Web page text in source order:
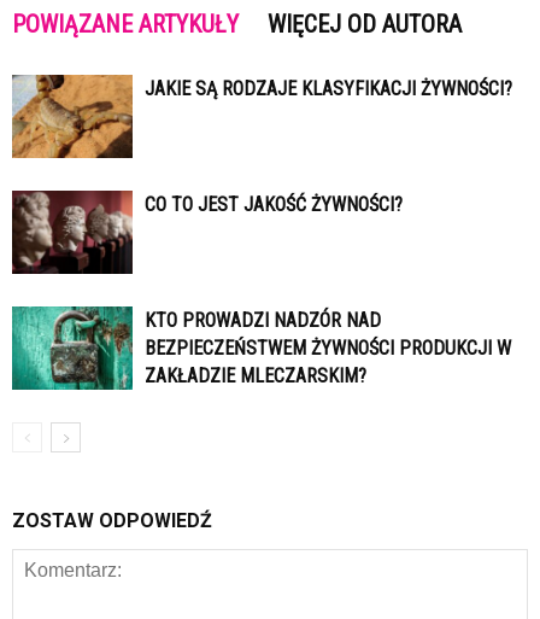
POWIĄZANE ARTYKUŁY WIĘCEJ OD AUTORA
JAKIE SĄ RODZAJE KLASYFIKACJI ŻYWNOŚCI?
CO TO JEST JAKOŚĆ ŻYWNOŚCI?
KTO PROWADZI NADZÓR NAD
BEZPIECZEŃSTWEM ŻYWNOŚCI PRODUKCJI W
ZAKŁADZIE MLECZARSKIM?
ZOSTAW ODPOWIEDŹ